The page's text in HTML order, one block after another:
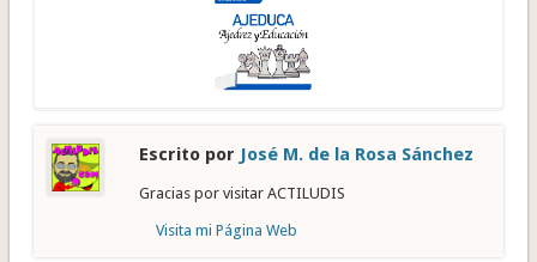
Escrito por José M. de la Rosa Sánchez
Gracias por visitar ACTILUDIS
Visita mi Página Web